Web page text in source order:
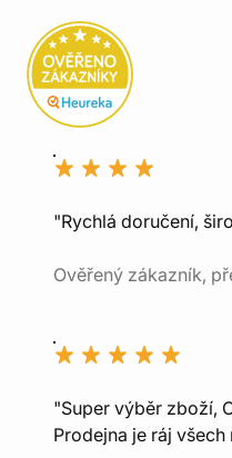
"Rychlá doručení,
Ověřený zákazník,
"Super výběr zboží,
Prodejna je ráj všech